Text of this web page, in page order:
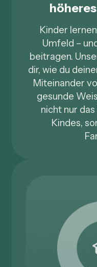
Kinder
Umfeld –
beitragen.
dir, wie du
Miteinander
gesunde
nicht nur
Kindes,